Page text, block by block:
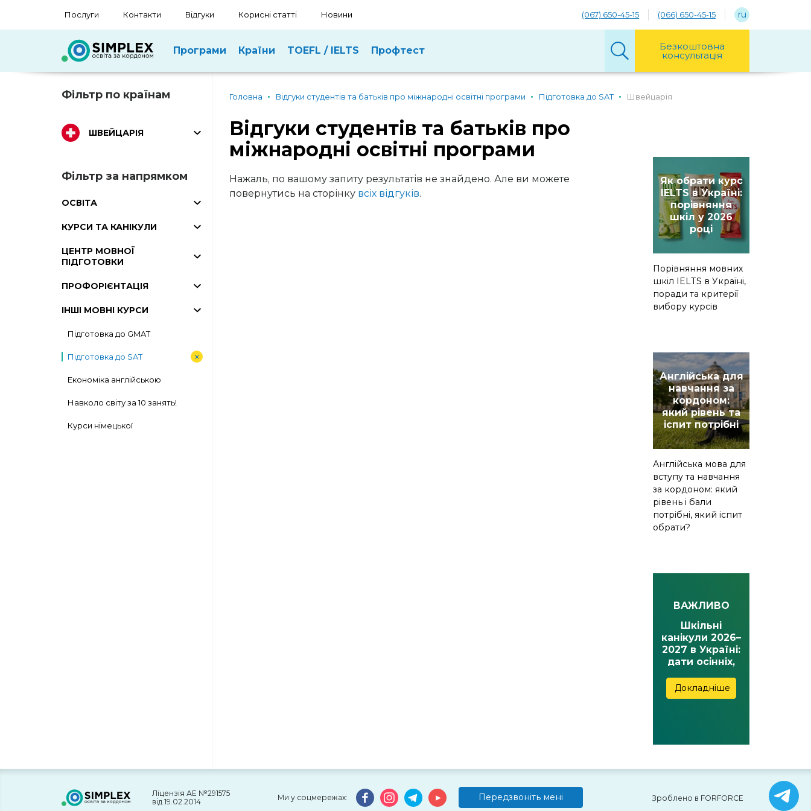
Послуги Контакти Відгуки Корисні статті Новини (067) 650-45-15 (066) 650-45-15 ru
Програми Країни TOEFL / IELTS Профтест Безкоштовна
консультація
Фільтр по країнам
ШВЕЙЦАРІЯ
Фільтр за напрямком
ОСВІТА
КУРСИ ТА КАНІКУЛИ
ЦЕНТР МОВНОЇ
ПІДГОТОВКИ
ПРОФОРІЄНТАЦІЯ
ІНШІ МОВНІ КУРСИ
Підготовка до GMAT
Підготовка до SAT
Економіка англійською
Навколо світу за 10 занять!
Курси німецької
Головна Відгуки студентів та батьків про міжнародні освітні програми Підготовка до SAT Швейцарія
Відгуки студентів та батьків про
міжнародні освітні програми
Нажаль, по вашому запиту результатів не знайдено. Але ви можете
повернутись на сторінку всіх відгуків.
Як обрати курс
IELTS в Україні:
порівняння
шкіл у 2026
році
Порівняння мовних
шкіл IELTS в Україні,
поради та критерії
вибору курсів
Англійська для
навчання за
кордоном:
який рівень та
іспит потрібні
Англійська мова для
вступу та навчання
за кордоном: який
рівень і бали
потрібні, який іспит
обрати?
ВАЖЛИВО
Шкільні
канікули 2026–
2027 в Україні:
дати осінніх,
весняних та
літніх канікул
Докладніше
Ліцензія АЕ №291575
від 19.02.2014
Передзвоніть мені
Ми у соцмережах: Зроблено в FORFORCE